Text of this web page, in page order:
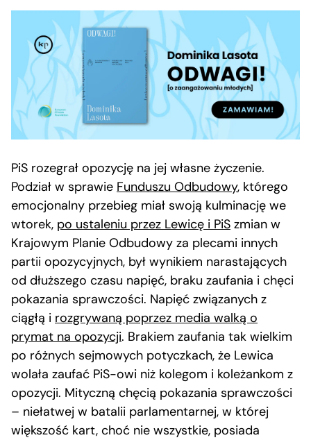
PiS rozegrał opozycję na jej własne życzenie.
Podział w sprawie Funduszu Odbudowy, którego
emocjonalny przebieg miał swoją kulminację we
wtorek, po ustaleniu przez Lewicę i PiS zmian w
Krajowym Planie Odbudowy za plecami innych
partii opozycyjnych, był wynikiem narastających
od dłuższego czasu napięć, braku zaufania i chęci
pokazania sprawczości. Napięć związanych z
ciągłą i rozgrywaną poprzez media walką o
prymat na opozycji. Brakiem zaufania tak wielkim
po różnych sejmowych potyczkach, że Lewica
wolała zaufać PiS-owi niż kolegom i koleżankom z
opozycji. Mityczną chęcią pokazania sprawczości
– niełatwej w batalii parlamentarnej, w której
większość kart, choć nie wszystkie, posiada